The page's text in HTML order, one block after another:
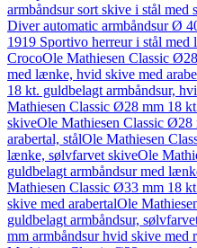
armbåndsur sort skive i stål med
Diver automatic armbåndsur Ø
1919 Sportivo herreur i stål med
CrocoOle Mathiesen Classic
med lænke, hvid skive med
18 kt. guldbelagt armbåndsur,
Mathiesen Classic Ø28 mm 18
skiveOle Mathiesen Classic Ø28
arabertal, stålOle Mathiesen
lænke, sølvfarvet skiveOle
guldbelagt armbåndsur med
Mathiesen Classic Ø33 mm 18
skive med arabertalOle
guldbelagt armbåndsur,
mm armbåndsur hvid skive med